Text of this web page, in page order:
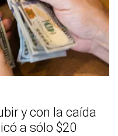
y con la caída
a sólo $20